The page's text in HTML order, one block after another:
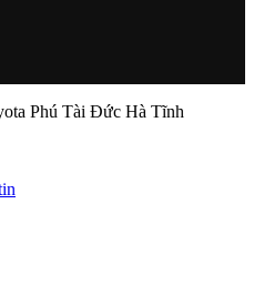
Phú Tài Đức Hà Tĩnh